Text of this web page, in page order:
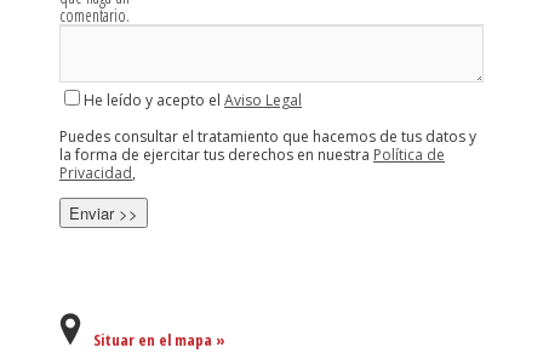
comentario.
He leído y acepto el Aviso Legal
Puedes consultar el tratamiento que hacemos de tus datos y
la forma de ejercitar tus derechos en nuestra Política de
Privacidad,
Situar en el mapa »